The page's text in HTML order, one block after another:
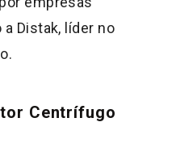
Distak, líder no
Centrífugo